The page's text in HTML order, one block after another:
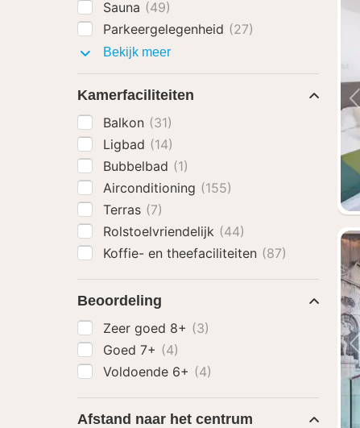
Sauna (49)
Parkeergelegenheid (27)
Bekijk meerFaciliteiten
Kamerfaciliteiten
Balkon (31)
Ligbad (14)
Bubbelbad (1)
Airconditioning (155)
Terras (7)
Rolstoelvriendelijk (44)
Koffie- en theefaciliteiten (87)
Beoordeling
Zeer goed 8+ (3)
Goed 7+ (4)
Voldoende 6+ (4)
Afstand naar het centrum